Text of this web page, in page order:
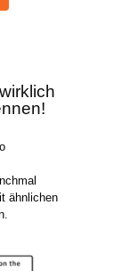
ähnlichen